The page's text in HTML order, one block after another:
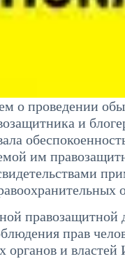
о проведении
и
им
правозащитной
прав
органов и